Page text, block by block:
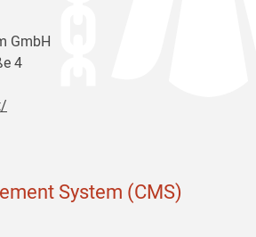
GmbH
4
System (CMS)